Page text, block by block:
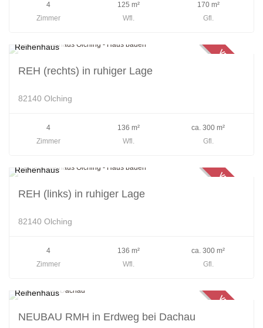
4
Zimmer
125 m²
Wfl.
170 m²
Gfl.
VERKAUFT
Reihenhaus
REH (rechts) in ruhiger Lage
82140 Olching
4
Zimmer
136 m²
Wfl.
ca. 300 m²
Gfl.
VERKAUFT
Reihenhaus
REH (links) in ruhiger Lage
82140 Olching
4
Zimmer
136 m²
Wfl.
ca. 300 m²
Gfl.
VERKAUFT
Reihenhaus
NEUBAU RMH in Erdweg bei Dachau